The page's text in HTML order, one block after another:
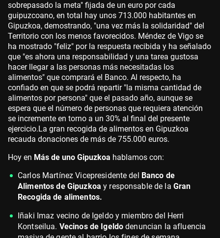
sobrepasado la meta" fijada de un euro por cada
guipuzcoano, en total hay unos 713.000 habitantes en
Gipuzkoa, demostrando, "una vez más la solidaridad" del
Territorio con los menos favorecidos. Méndez de Vigo se
ha mostrado "feliz" por la respuesta recibida y ha señalado
que "es ahora una responsabilidad y una tarea gustosa
hacer llegar a las personas más necesitadas los
alimentos" que comprará el Banco. Al respecto, ha
confiado en que se podrá repartir "la misma cantidad de
alimentos por persona" que el pasado año, aunque se
espera que el número de personas que requiera atención
se incremente en torno a un 30% al final del presente
ejercicio.La gran recogida de alimentos en Gipuzkoa
recauda donaciones de más de 755.000 euros.
Hoy en Más de uno Gipuzkoa hablamos con:
Carlos Martínez Vicepresidente del Banco de
Alimentos de Gipuzkoa y responsable de la Gran
Recogida de alimentos.
Iñaki Imaz vecino de Igeldo y miembro del Herri
Kontseilua. Vecinos de Igeldo denuncian la afluencia